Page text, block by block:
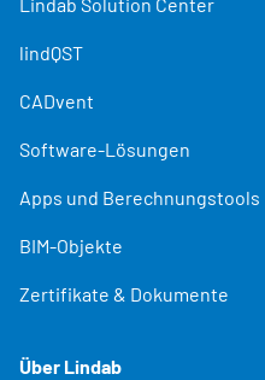
lindQST
CADvent
Software-Lösungen
Apps und Berechnungstools
BIM-Objekte
Zertifikate & Dokumente
Über Lindab